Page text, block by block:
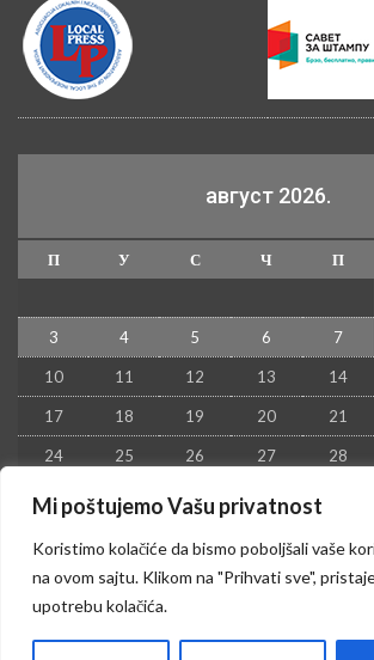
Mi poštujemo Vašu privatnost
Koristimo kolačiće da bismo poboljšali vaše
na ovom sajtu. Klikom na "Prihvati sve",
upotrebu kolačića.
август 2026.
П У С Ч П
3 4 5 6 7
10 11 12 13 14
17 18 19 20 21
24 25 26 27 28
31